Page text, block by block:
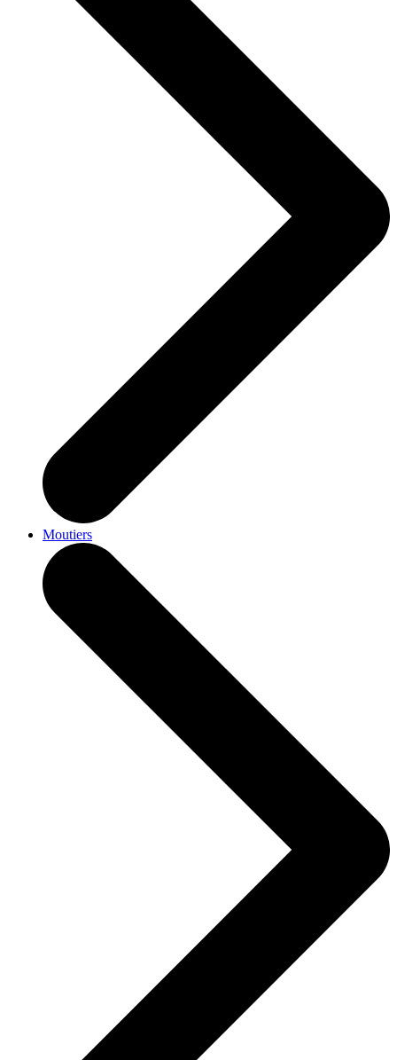
Moutiers